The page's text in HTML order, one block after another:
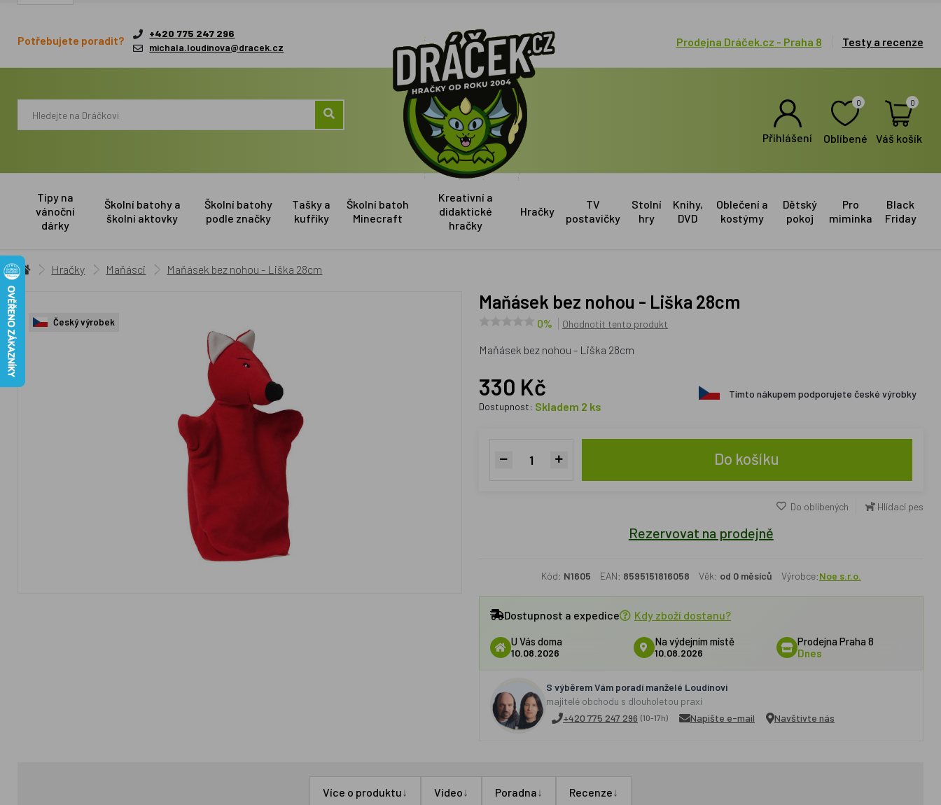
Potřebujete poradit?
+420 775 247 296
michala.loudinova@dracek.cz
Prodejna Dráček.cz - Praha 8 Testy a recenze
Přihlášení
0
Oblíbené
0
Váš košík
Tipy na
vánoční
dárky
Školní batohy a
školní aktovky
Školní batohy
podle značky
Tašky a
kufříky
Školní batoh
Minecraft
Kreativní a
didaktické
hračky
Hračky
TV
postavičky
Stolní
hry
Knihy,
DVD
Oblečení a
kostýmy
Dětský
pokoj
Pro
miminka
Black
Friday
Hračky Maňásci Maňásek bez nohou - Liška 28cm
Český výrobek
Maňásek bez nohou - Liška 28cm
0% Ohodnotit tento produkt
Maňásek bez nohou - Liška 28cm
330 Kč
Dostupnost: Skladem 2 ks
Tímto nákupem podporujete české výrobky
Do košíku
Do oblíbených Hlídací pes
Rezervovat na prodejně
Kód: N1605 EAN: 8595151816058 Věk: od 0 měsíců Výrobce:Noe s.r.o.
Dostupnost a expedice Kdy zboží dostanu?
U Vás doma
10.08.2026
Na výdejním místě
10.08.2026
Prodejna Praha 8
Dnes
S výběrem Vám poradí manželé Loudínovi
majitelé obchodu s dlouholetou praxí
+420 775 247 296 (10-17h) Napište e-mail Navštivte nás
Více o produktu↓ Video↓ Poradna↓ Recenze↓